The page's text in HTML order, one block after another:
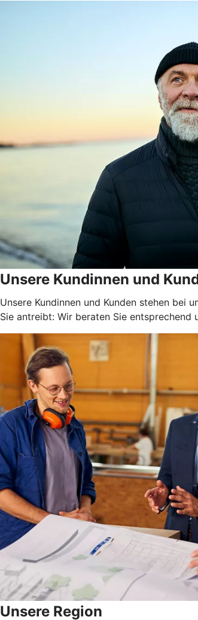
Unsere Kundinnen und
Unsere Kundinnen und Kunden stehen bei
Sie antreibt: Wir beraten Sie
Unsere Region